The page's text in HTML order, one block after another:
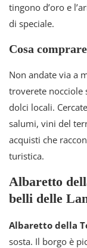
tingono d’oro e
di speciale.
Cosa
Non andate via a
troverete nocciole
dolci locali.
salumi, vini del
acquisti che
turistica.
Albaretto
belli delle
Albaretto della
sosta. Il borgo è